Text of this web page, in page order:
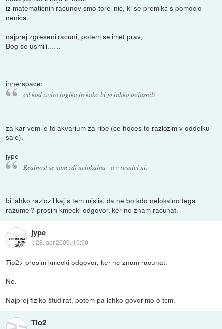
iz matematicnih racunov smo torej nic, ki se premika s pomocjo
nenica.
najprej zgreseni racuni, potem se imet prav,
Bog se usmili.......
innerspace:
od kod izvira logika in kako bi jo lahko pojasnili
za kar vem je to akvarium za ribe (ce hoces to razlozim v oddelku
sale).
jype
Realnost se nam zdi nelokalna - a v resnici ni.
bi lahko razlozil kaj s tem mislis, da ne bo kdo nelokalno tega
razumel? prosim kmecki odgovor, ker ne znam racunat.
jype
::28. apr 2009, 10:00
Tio2> prosim kmecki odgovor, ker ne znam racunat.
Ne.
Najprej fiziko študirat, potem pa lahko govorimo o tem.
Tio2